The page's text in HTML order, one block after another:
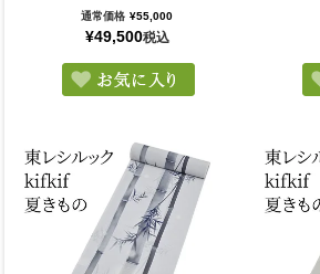
通常価格 ¥55,000
¥49,500税込